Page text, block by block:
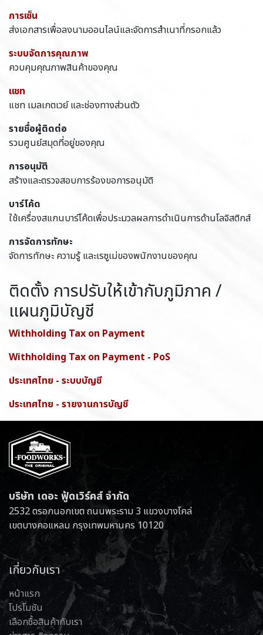
การเซ็น
ส่งเอกสารเพื่อลงนามออนไลน์และจัดการสำเนาที่กรอกแล้ว
ระบบจัดการคุณภาพ
ควบคุมคุณภาพสินค้าของคุณ
แชท
แชท เมลเกตเวย์ และช่องทางส่วนตัว
รายชื่อผู้ติดต่อ
รวมศูนย์สมุดที่อยู่ของคุณ
การอนุมัติ
สร้างและตรวจสอบการร้องขอการอนุมัติ
บาร์โค้ด
ใช้เครื่องสแกนบาร์โค้ดเพื่อประมวลผลการดำเนินการด้านโลจิสติกส์
การจัดการทักษะ
จัดการทักษะ ความรู้ และเรซูเม่ของพนักงานของคุณ
ติดตั้ง การปรับให้เข้ากับภูมิภาค /
แผนภูมิบัญชี
Withholding Tax on Payment
Withholding Tax on Payment - PoS
ประเทศไทย - ระบบบัญชี
ประเทศไทย - รายงานการบัญชี
บริษัท เดอะ ฟู้ดเวิร์คส์ จำกัด
2532 ตรอกนอกเขต ถนนพระราม 3 แขวงบางโคล่
เขตบางคอแหลม กรุงเทพมหานคร 10120
เกี่ยวกับเรา
หน้าแรก
โปรโมชัน
เลือกซื้อสินค้ากับเรา